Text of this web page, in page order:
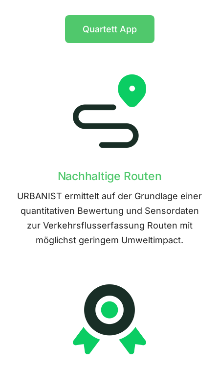
Quartett App
Nachhaltige Routen
URBANIST ermittelt auf der Grundlage einer
quantitativen Bewertung und Sensordaten
zur Verkehrsflusserfassung Routen mit
möglichst geringem Umweltimpact.